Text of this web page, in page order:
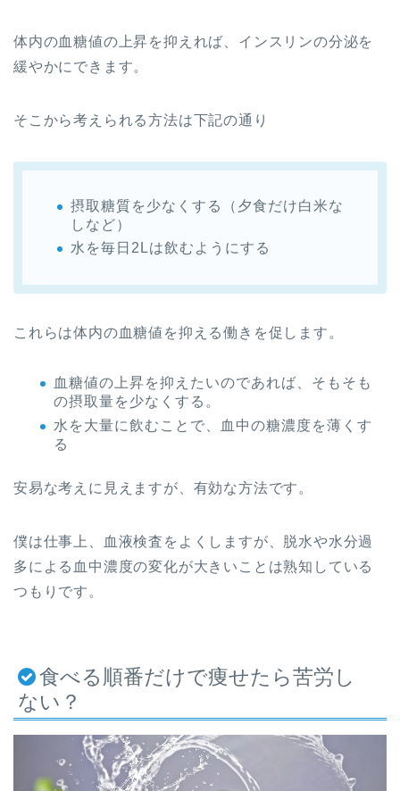
体内の血糖値の上昇を抑えれば、インスリンの分泌を
緩やかにできます。
そこから考えられる方法は下記の通り
摂取糖質を少なくする（夕食だけ白米な
しなど）
水を毎日2Lは飲むようにする
これらは体内の血糖値を抑える働きを促します。
血糖値の上昇を抑えたいのであれば、そもそも
の摂取量を少なくする。
水を大量に飲むことで、血中の糖濃度を薄くす
る
安易な考えに見えますが、有効な方法です。
僕は仕事上、血液検査をよくしますが、脱水や水分過
多による血中濃度の変化が大きいことは熟知している
つもりです。
食べる順番だけで痩せたら苦労し
ない？